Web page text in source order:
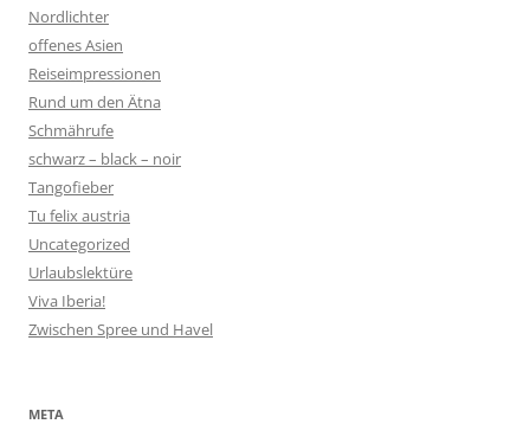
Nordlichter
offenes Asien
Reiseimpressionen
Rund um den Ätna
Schmährufe
schwarz – black – noir
Tangofieber
Tu felix austria
Uncategorized
Urlaubslektüre
Viva Iberia!
Zwischen Spree und Havel
META